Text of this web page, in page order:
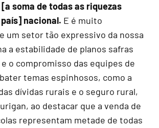
[a soma de todas as riquezas
nacional. E é muito
um setor tão expressivo da nossa
a estabilidade de planos safras
o compromisso das equipes de
temas espinhosos, como a
dívidas rurais e o seguro rural,
ao destacar que a venda de
representam metade de todas